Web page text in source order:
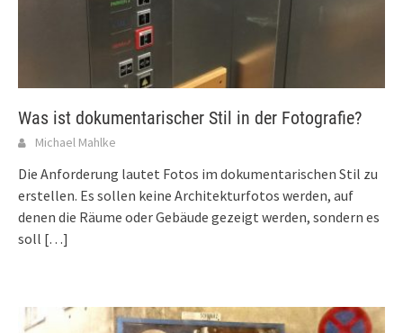
Was ist dokumentarischer Stil in der Fotografie?
Michael Mahlke
Die Anforderung lautet Fotos im dokumentarischen Stil zu
erstellen. Es sollen keine Architekturfotos werden, auf
denen die Räume oder Gebäude gezeigt werden, sondern es
soll […]